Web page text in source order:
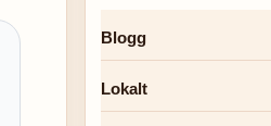
Blogg
Lokalt